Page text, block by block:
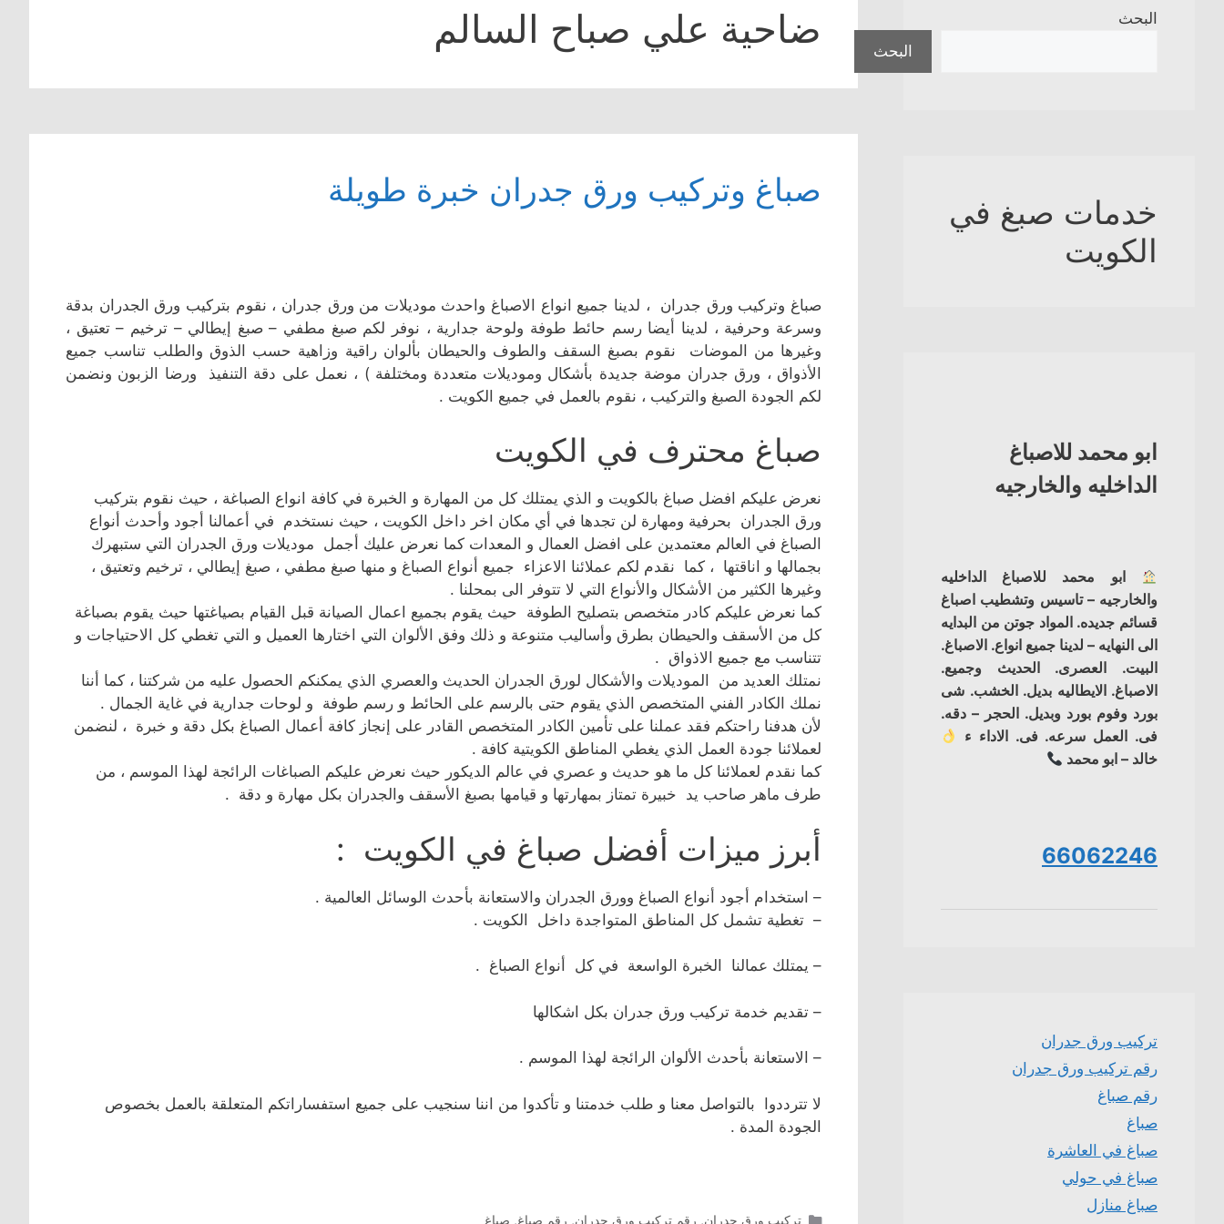
ضاحية علي صباح السالم
صباغ وتركيب ورق جدران خبرة طويلة
صباغ وتركيب ورق جدران ، لدينا جميع انواع الاصباغ واحدث موديلات من ورق جدران ، نقوم بتركيب ورق الجدران بدقة
وسرعة وحرفية ، لدينا أيضا رسم حائط طوفة ولوحة جدارية ، نوفر لكم صبغ مطفي – صبغ إيطالي – ترخيم – تعتيق ،
وغيرها من الموضات نقوم بصبغ السقف والطوف والحيطان بألوان راقية وزاهية حسب الذوق والطلب تناسب جميع
الأذواق ، ورق جدران موضة جديدة بأشكال وموديلات متعددة ومختلفة ) ، نعمل على دقة التنفيذ ورضا الزبون ونضمن
لكم الجودة الصبغ والتركيب ، نقوم بالعمل في جميع الكويت .
صباغ محترف في الكويت
نعرض عليكم افضل صباغ بالكويت و الذي يمتلك كل من المهارة و الخبرة في كافة انواع الصباغة ، حيث نقوم بتركيب
ورق الجدران بحرفية ومهارة لن تجدها في أي مكان اخر داخل الكويت ، حيث نستخدم في أعمالنا أجود وأحدث أنواع
الصباغ في العالم معتمدين على افضل العمال و المعدات كما نعرض عليك أجمل موديلات ورق الجدران التي ستبهرك
بجمالها و اناقتها ، كما نقدم لكم عملائنا الاعزاء جميع أنواع الصباغ و منها صبغ مطفي ، صبغ إيطالي ، ترخيم وتعتيق ،
وغيرها الكثير من الأشكال والأنواع التي لا تتوفر الى بمحلنا .
كما نعرض عليكم كادر متخصص بتصليح الطوفة حيث يقوم بجميع اعمال الصيانة قبل القيام بصياغتها حيث يقوم بصباغة
كل من الأسقف والحيطان بطرق وأساليب متنوعة و ذلك وفق الألوان التي اختارها العميل و التي تغطي كل الاحتياجات و
تتناسب مع جميع الاذواق .
نمتلك العديد من الموديلات والأشكال لورق الجدران الحديث والعصري الذي يمكنكم الحصول عليه من شركتنا ، كما أننا
نملك الكادر الفني المتخصص الذي يقوم حتى بالرسم على الحائط و رسم طوفة و لوحات جدارية في غاية الجمال .
لأن هدفنا راحتكم فقد عملنا على تأمين الكادر المتخصص القادر على إنجاز كافة أعمال الصباغ بكل دقة و خبرة ، لنضمن
لعملائنا جودة العمل الذي يغطي المناطق الكويتية كافة .
كما نقدم لعملائنا كل ما هو حديث و عصري في عالم الديكور حيث نعرض عليكم الصباغات الرائجة لهذا الموسم ، من
طرف ماهر صاحب يد خبيرة تمتاز بمهارتها و قيامها بصبغ الأسقف والجدران بكل مهارة و دقة .
أبرز ميزات أفضل صباغ في الكويت :
– استخدام أجود أنواع الصباغ وورق الجدران والاستعانة بأحدث الوسائل العالمية .
– تغطية تشمل كل المناطق المتواجدة داخل الكويت .
– يمتلك عمالنا الخبرة الواسعة في كل أنواع الصباغ .
– تقديم خدمة تركيب ورق جدران بكل اشكالها
– الاستعانة بأحدث الألوان الرائجة لهذا الموسم .
لا تترددوا بالتواصل معنا و طلب خدمتنا و تأكدوا من اننا سنجيب على جميع استفساراتكم المتعلقة بالعمل بخصوص
الجودة المدة .
التصنيفات
تركيب ورق جدران, رقم تركيب ورق جدران, رقم صباغ, صباغ
البحث
البحث
خدمات صبغ في
الكويت
ابو محمد للاصباغ
الداخليه والخارجيه
ابو محمد للاصباغ الداخليه
والخارجيه – تاسيس وتشطيب اصباغ
قسائم جديده. المواد جوتن من البدايه
الى النهايه – لدينا جميع انواع. الاصباغ.
البيت. العصرى. الحديث وجميع.
الاصباغ. الايطاليه بديل. الخشب. شى
بورد وفوم بورد وبديل. الحجر – دقه.
فى. العمل سرعه. فى. الاداء ء
خالد – ابو محمد
66062246
تركيب ورق جدران
رقم تركيب ورق جدران
رقم صباغ
صباغ
صباغ في العاشرة
صباغ في حولي
صباغ منازل